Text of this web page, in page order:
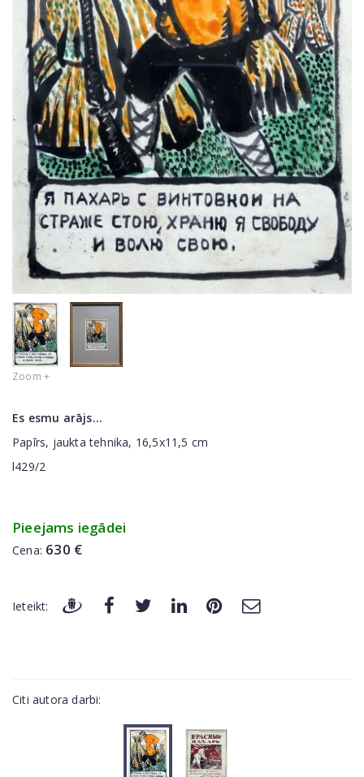
Zoom +
Es esmu arājs...
Papīrs, jaukta tehnika, 16,5x11,5 cm
l429/2
Pieejams iegādei
Cena: 630 €
Ieteikt:
Citi autora darbi: